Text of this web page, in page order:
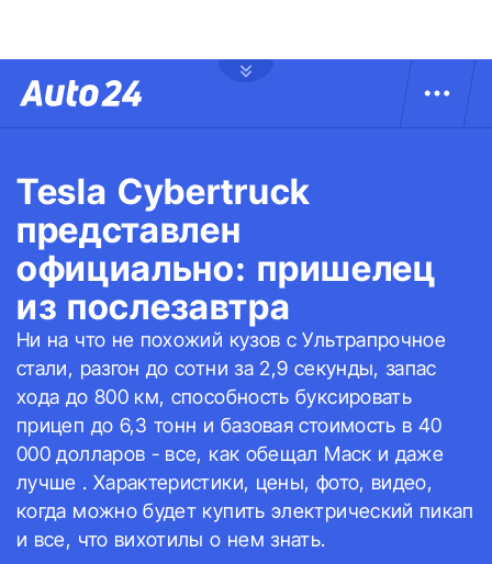
Tesla Cybertruck
представлен
официально: пришелец
из послезавтра
Ни на что не похожий кузов с Ультрапрочное
стали, разгон до сотни за 2,9 секунды, запас
хода до 800 км, способность буксировать
прицеп до 6,3 тонн и базовая стоимость в 40
000 долларов - все, как обещал Маск и даже
лучше . Характеристики, цены, фото, видео,
когда можно будет купить электрический пикап
и все, что вихотилы о нем знать.